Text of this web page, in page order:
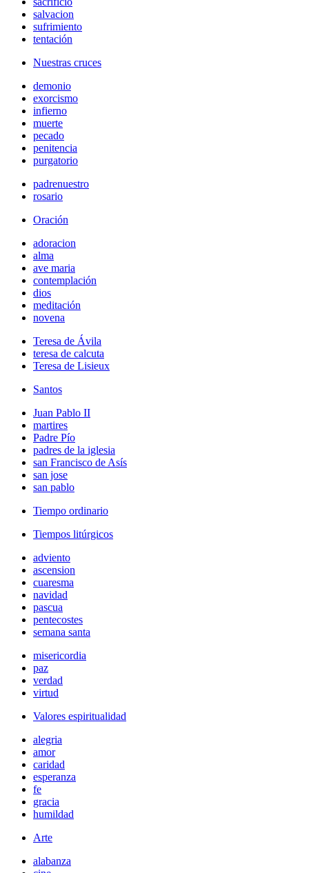
salvacion
sufrimiento
tentación
Nuestras cruces
demonio
exorcismo
infierno
muerte
pecado
penitencia
purgatorio
padrenuestro
rosario
Oración
adoracion
alma
ave maria
contemplación
dios
meditación
novena
Teresa de Ávila
teresa de calcuta
Teresa de Lisieux
Santos
Juan Pablo II
martires
Padre Pío
padres de la iglesia
san Francisco de Asís
san jose
san pablo
Tiempo ordinario
Tiempos litúrgicos
adviento
ascension
cuaresma
navidad
pascua
pentecostes
semana santa
misericordia
paz
verdad
virtud
Valores espiritualidad
alegria
amor
caridad
esperanza
fe
gracia
humildad
Arte
alabanza